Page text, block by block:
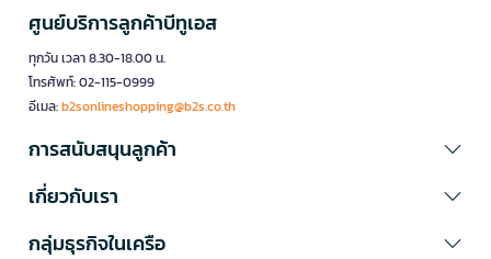
ศูนย์บริการลูกค้าบีทูเอส
ทุกวัน เวลา 8.30-18.00 น.
โทรศัพท์: 02-115-0999
อีเมล:b2sonlineshopping@b2s.co.th
การสนับสนุนลูกค้า
เกี่ยวกับเรา
กลุ่มธุรกิจในเครือ